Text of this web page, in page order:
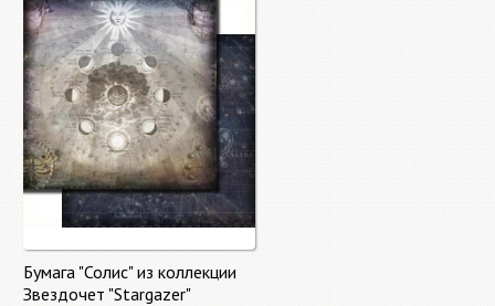
Бумага "Солис" из коллекции
Звездочет "Stargazer"